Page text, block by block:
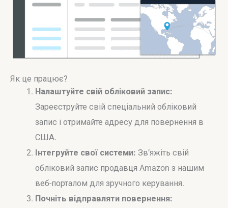
Як це працює?
Налаштуйте свій обліковий запис:
Зареєструйте свій спеціальний обліковий
запис і отримайте адресу для повернення в
США.
Інтегруйте свої системи: Зв’яжіть свій
обліковий запис продавця Amazon з нашим
веб-порталом для зручного керування.
Почніть відправляти повернення: